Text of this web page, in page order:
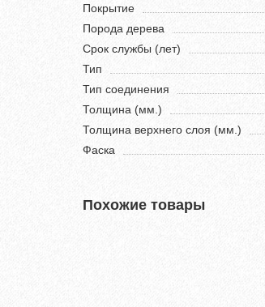
Покрытие
Порода дерева
Срок службы (лет)
Тип
Тип соединения
Толщина (мм.)
Толщина верхнего слоя (мм.)
Фаска
Похожие товары